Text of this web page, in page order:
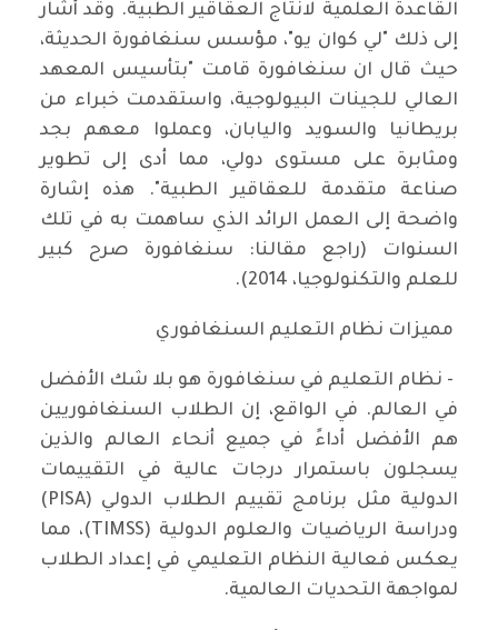
القاعدة العلمية لانتاج العقاقير الطبية. وقد أشار
إلى ذلك "لي كوان يو"، مؤسس سنغافورة الحديثة،
حيث قال ان سنغافورة قامت "بتأسيس المعهد
العالي للجينات البيولوجية، واستقدمت خبراء من
بريطانيا والسويد واليابان، وعملوا معهم بجد
ومثابرة على مستوى دولي، مما أدى إلى تطوير
صناعة متقدمة للعقاقير الطبية". هذه إشارة
واضحة إلى العمل الرائد الذي ساهمت به في تلك
السنوات (راجع مقالنا: سنغافورة صرح كبير
للعلم والتكنولوجيا، 2014).
مميزات نظام التعليم السنغافوري
- نظام التعليم في سنغافورة هو بلا شك الأفضل
في العالم. في الواقع، إن الطلاب السنغافوريين
هم الأفضل أداءً في جميع أنحاء العالم والذين
يسجلون باستمرار درجات عالية في التقييمات
الدولية مثل برنامج تقييم الطلاب الدولي (PISA)
ودراسة الرياضيات والعلوم الدولية (TIMSS)، مما
يعكس فعالية النظام التعليمي في إعداد الطلاب
لمواجهة التحديات العالمية.